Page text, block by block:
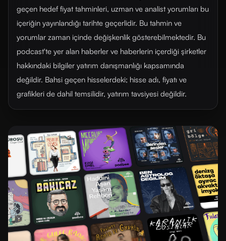
geçen hedef fiyat tahminleri, uzman ve analist yorumları bu
içeriğin yayınlandığı tarihte geçerlidir. Bu tahmin ve
yorumlar zaman içinde değişkenlik gösterebilmektedir. Bu
podcast'te yer alan haberler ve haberlerin içerdiği şirketler
hakkındaki bilgiler yatırım danışmanlığı kapsamında
değildir. Bahsi geçen hisselerdeki; hisse adı, fiyatı ve
grafikleri de dahil temsilidir, yatırım tavsiyesi değildir.